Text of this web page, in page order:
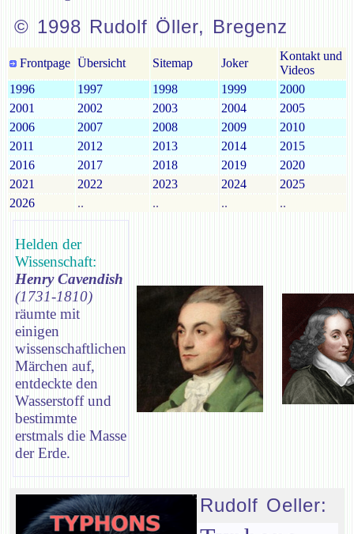
© 1998 Rudolf Öller, Bregenz
Frontpage Übersicht Sitemap Joker
Kontakt und
Videos
1996
1997 1998 1999
2000
2001
2002 2003 2004
2005
2006
2007 2008 2009
2010
2011
2012 2013 2014
2015
2016
2017 2018 2019
2020
2021
2022 2023 2024
2025
2026
.. .. .. ..
Helden der
Wissenschaft:
Henry Cavendish
(1731-1810)
räumte mit
einigen
wissenschaftlichen
Märchen auf,
entdeckte den
Wasserstoff und
bestimmte
erstmals die Masse
der Erde.
Rudolf Oeller: